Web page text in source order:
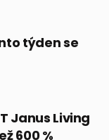
týden se
Janus Living
600 %